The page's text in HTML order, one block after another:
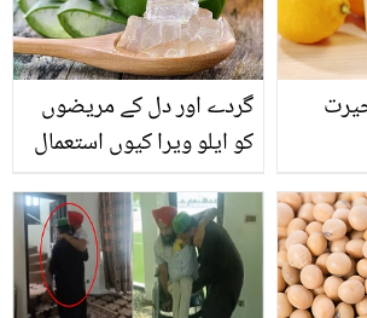
گردے اور دل کے مریضوں
کو ایلو ویرا کیوں استعمال
کر آپ بھی یہ غلطی نہیں
کریں گے
پانی کے 5 حیرت